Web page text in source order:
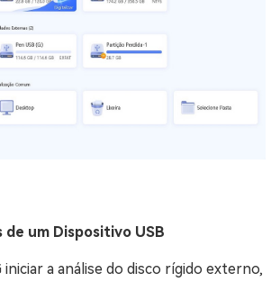
de um Dispositivo USB
iniciar a análise do disco rígido externo,